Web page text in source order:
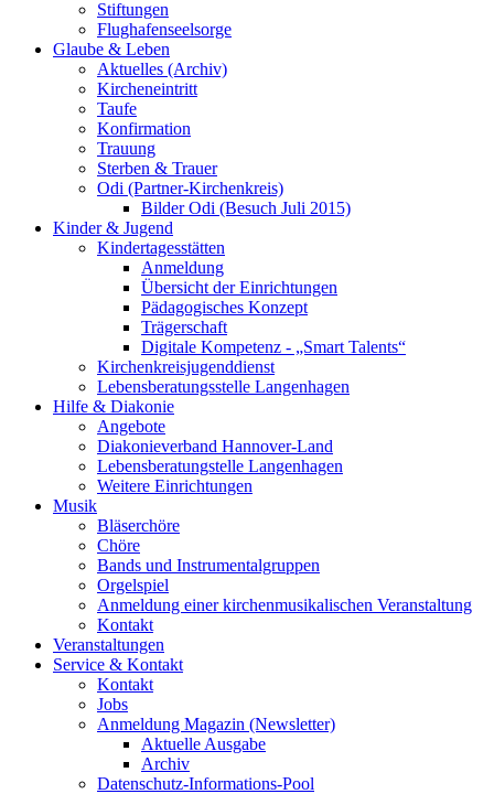
Stiftungen
Flughafenseelsorge
Glaube & Leben
Aktuelles (Archiv)
Kircheneintritt
Taufe
Konfirmation
Trauung
Sterben & Trauer
Odi (Partner-Kirchenkreis)
Bilder Odi (Besuch Juli 2015)
Kinder & Jugend
Kindertagesstätten
Anmeldung
Übersicht der Einrichtungen
Pädagogisches Konzept
Trägerschaft
Digitale Kompetenz - „Smart Talents“
Kirchenkreisjugenddienst
Lebensberatungsstelle Langenhagen
Hilfe & Diakonie
Angebote
Diakonieverband Hannover-Land
Lebensberatungstelle Langenhagen
Weitere Einrichtungen
Musik
Bläserchöre
Chöre
Bands und Instrumentalgruppen
Orgelspiel
Anmeldung einer kirchenmusikalischen Veranstaltung
Kontakt
Veranstaltungen
Service & Kontakt
Kontakt
Jobs
Anmeldung Magazin (Newsletter)
Aktuelle Ausgabe
Archiv
Datenschutz-Informations-Pool